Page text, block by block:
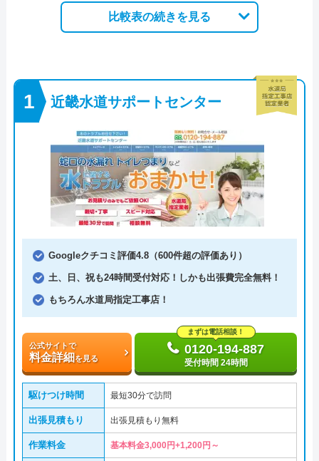
比較表の続きを見る
近畿水道サポートセンター
Googleクチコミ評価4.8（600件超の評価あり）
土、日、祝も24時間受付対応！しかも出張費完全無料！
もちろん水道局指定工事店！
公式サイトで
料金詳細を見る
まずは電話相談！
0120-194-887
受付時間 24時間
駆けつけ時間 最短30分で訪問
出張見積もり 出張見積もり無料
作業料金 基本料金3,000円+1,200円～